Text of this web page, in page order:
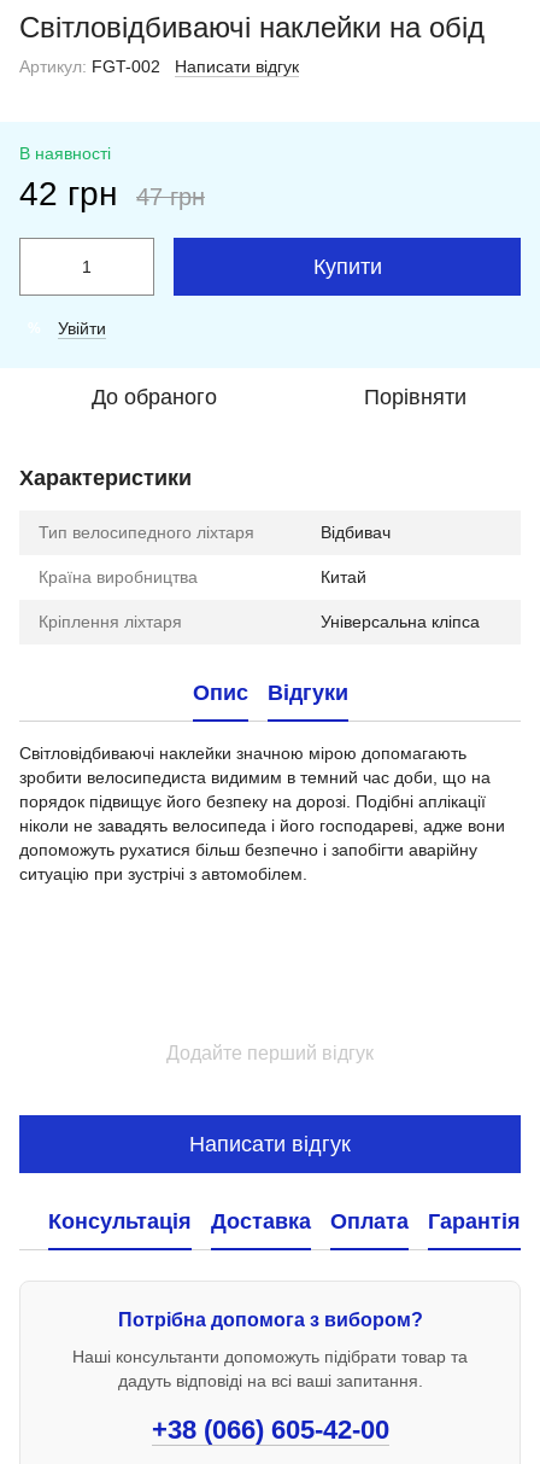
Світловідбиваючі наклейки на обід
Артикул: FGT-002 Написати відгук
В наявності
42 грн 47 грн
Купити
Увійти
До обраного Порівняти
Характеристики
Тип велосипедного ліхтаря Відбивач
Країна виробництва Китай
Кріплення ліхтаря Універсальна кліпса
Опис Відгуки
Світловідбиваючі наклейки значною мірою допомагають
зробити велосипедиста видимим в темний час доби, що на
порядок підвищує його безпеку на дорозі. Подібні аплікації
ніколи не завадять велосипеда і його господареві, адже вони
допоможуть рухатися більш безпечно і запобігти аварійну
ситуацію при зустрічі з автомобілем.
Додайте перший відгук
Написати відгук
Консультація Доставка Оплата Гарантія
Потрібна допомога з вибором?
Наші консультанти допоможуть підібрати товар та
дадуть відповіді на всі ваші запитання.
+38 (066) 605-42-00